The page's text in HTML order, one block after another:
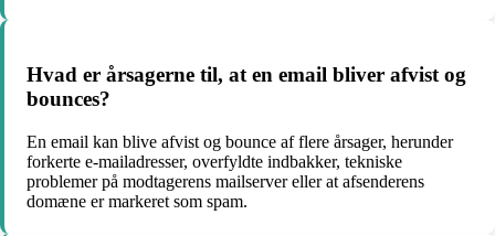
Hvad er årsagerne til, at en email bliver afvist og
bounces?
En email kan blive afvist og bounce af flere årsager, herunder
forkerte e-mailadresser, overfyldte indbakker, tekniske
problemer på modtagerens mailserver eller at afsenderens
domæne er markeret som spam.